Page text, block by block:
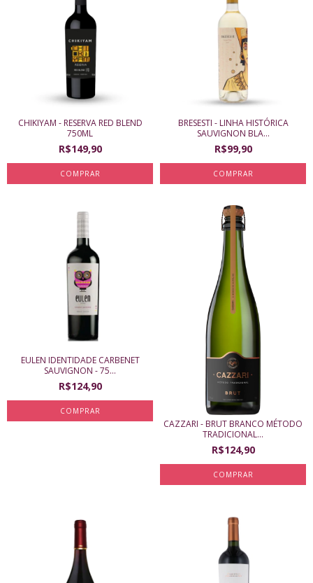
CHIKIYAM - RESERVA RED BLEND
750ML
R$149,90
BRESESTI - LINHA HISTÓRICA
SAUVIGNON BLA...
R$99,90
EULEN IDENTIDADE CARBENET
SAUVIGNON - 75...
R$124,90
CAZZARI - BRUT BRANCO MÉTODO
TRADICIONAL...
R$124,90